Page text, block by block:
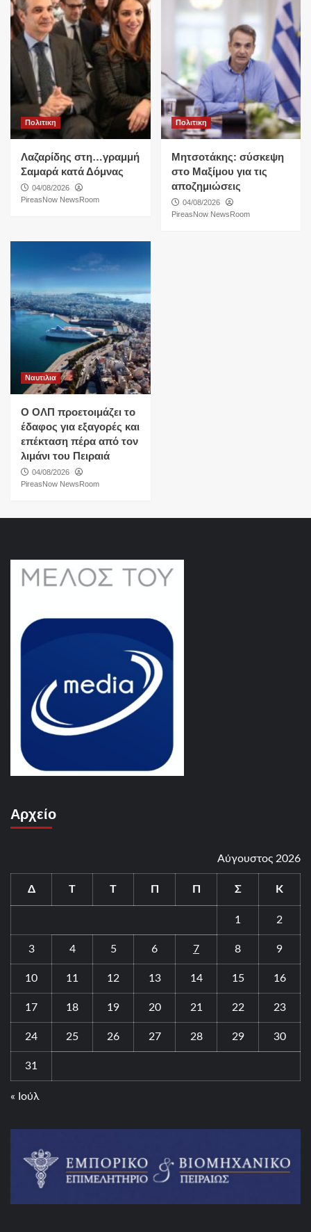
Πολιτικη
Λαζαρίδης στη…γραμμή
Σαμαρά κατά Δόμνας
04/08/2026
PireasNow NewsRoom
Πολιτικη
Μητσοτάκης: σύσκεψη
στο Μαξίμου για τις
αποζημιώσεις
04/08/2026
PireasNow NewsRoom
Ναυτιλια
O ΟΛΠ προετοιμάζει το
έδαφος για εξαγορές και
επέκταση πέρα από τον
λιμάνι του Πειραιά
04/08/2026
PireasNow NewsRoom
Αρχείο
Αύγουστος 2026
Δ Τ Τ Π Π Σ Κ
1 2
3 4 5 6 7 8 9
10 11 12 13 14 15 16
17 18 19 20 21 22 23
24 25 26 27 28 29 30
31
« Ιούλ